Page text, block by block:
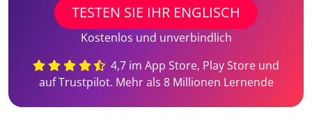
TESTEN SIE IHR ENGLISCH
Kostenlos und unverbindlich
4,7 im App Store, Play Store und
auf Trustpilot. Mehr als 8 Millionen Lernende